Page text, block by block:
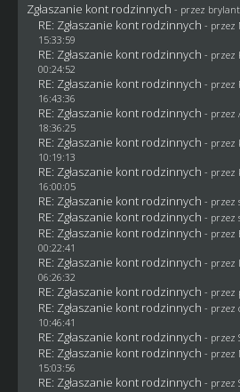
Zgłaszanie kont rodzinnych - przez brylant
RE: Zgłaszanie kont rodzinnych - przez
15:33:59
RE: Zgłaszanie kont rodzinnych - przez
00:24:52
RE: Zgłaszanie kont rodzinnych - przez
16:43:36
RE: Zgłaszanie kont rodzinnych - przez
18:36:25
RE: Zgłaszanie kont rodzinnych - przez
10:19:13
RE: Zgłaszanie kont rodzinnych - przez
16:00:05
RE: Zgłaszanie kont rodzinnych - przez
RE: Zgłaszanie kont rodzinnych - przez
RE: Zgłaszanie kont rodzinnych - przez
00:22:41
RE: Zgłaszanie kont rodzinnych - przez
06:26:32
RE: Zgłaszanie kont rodzinnych - przez
RE: Zgłaszanie kont rodzinnych - przez
10:46:41
RE: Zgłaszanie kont rodzinnych - przez
RE: Zgłaszanie kont rodzinnych - przez
15:03:56
RE: Zgłaszanie kont rodzinnych - przez